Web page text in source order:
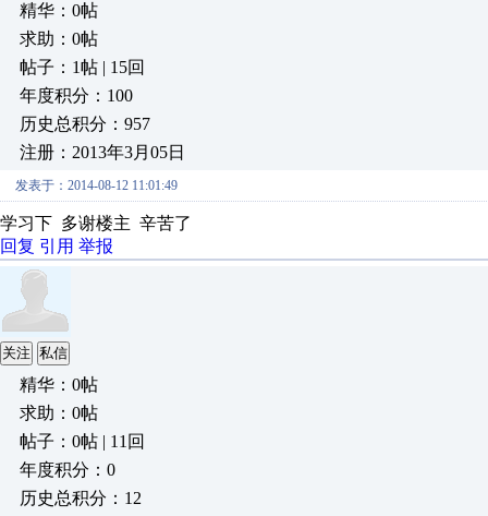
精华：0帖
求助：0帖
帖子：1帖 | 15回
年度积分：100
历史总积分：957
注册：2013年3月05日
发表于：2014-08-12 11:01:49
学习下 多谢楼主 辛苦了
回复 引用 举报
关注 私信
精华：0帖
求助：0帖
帖子：0帖 | 11回
年度积分：0
历史总积分：12